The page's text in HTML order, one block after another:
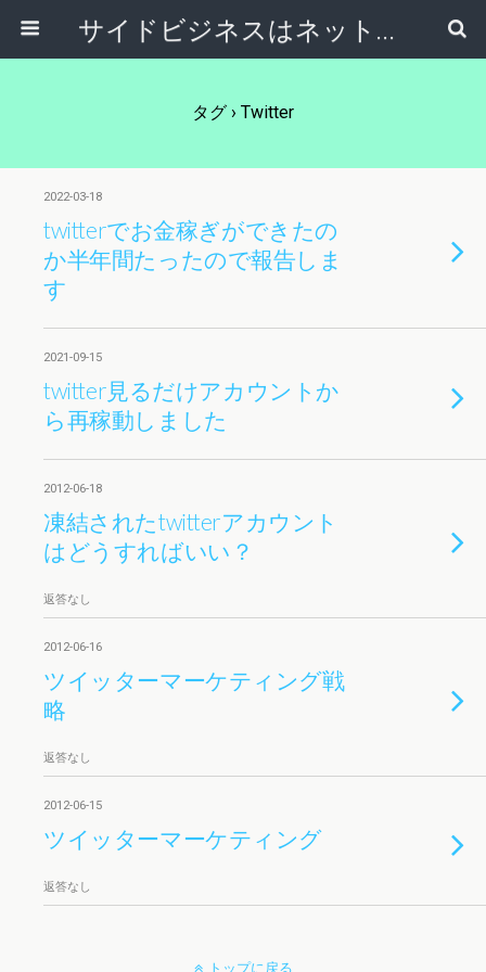
サイドビジネスはネットで稼ぐ～サラリーマンが副業から独立起業する方法～
タグ › Twitter
2022-03-18
twitterでお金稼ぎができたの
か半年間たったので報告しま
す
2021-09-15
twitter見るだけアカウントか
ら再稼動しました
2012-06-18
凍結されたtwitterアカウント
はどうすればいい？
返答なし
2012-06-16
ツイッターマーケティング戦
略
返答なし
2012-06-15
ツイッターマーケティング
返答なし
トップに戻る